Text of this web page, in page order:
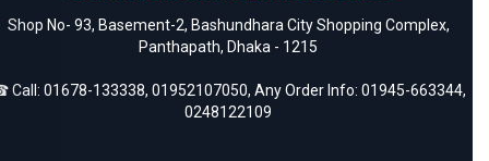
Shop No- 93, Basement-2, Bashundhara City Shopping Complex,
Panthapath, Dhaka - 1215
Call: 01678-133338, 01952107050, Any Order Info: 01945-663344,
0248122109